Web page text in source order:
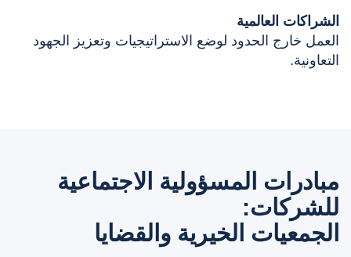
الشراكات العالمية
العمل خارج الحدود لوضع الاستراتيجيات وتعزيز الجهود
التعاونية.
مبادرات المسؤولية الاجتماعية
للشركات:
الجمعيات الخيرية والقضايا